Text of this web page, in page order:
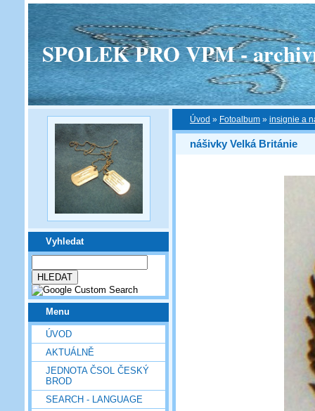
SPOLEK PRO VPM -
Vyhledat
Menu
ÚVOD
AKTUÁLNĚ
JEDNOTA ČSOL ČESKÝ
BROD
SEARCH - LANGUAGE
Úvod » Fotoalbum » insignie a
nášivky Velká Británie